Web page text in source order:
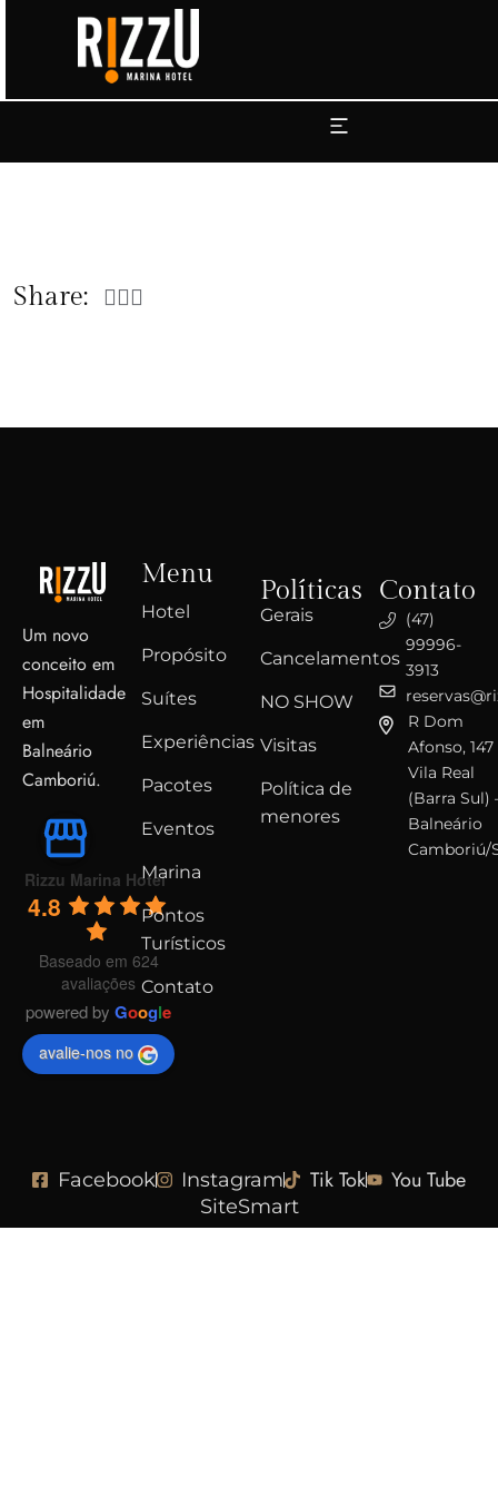
Share:
Um novo
conceito em
Hospitalidade
em
Balneário
Camboriú.
Rizzu Marina Hotel
4.8
Baseado em 624
avaliações
powered by Google
avalie-nos no
Menu
Hotel
Propósito
Suítes
Experiências
Pacotes
Eventos
Marina
Pontos
Turísticos
Contato
Políticas
Gerais
Cancelamentos
NO SHOW
Visitas
Política de
menores
Contato
(47)
99996-
3913
R Dom
Afonso, 147
Vila Real
(Barra Sul)
Balneário
Camboriú/
Facebook Instagram Tik Tok You Tube
SiteSmart